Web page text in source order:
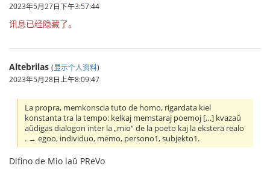
2023年5月27日下午3:57:44
讯息已经隐藏了。
Altebrilas (显示个人资料)
2023年5月28日上午8:09:47
La propra, memkonscia tuto de homo, rigardata kiel
konstanta tra la tempo: kelkaj memstaraj poemoj […] kvazaŭ
aŭdigas dialogon inter la „mio“ de la poeto kaj la ekstera realo
. → egoo, individuo, memo, persono1, subjekto1.
Difino de Mio laŭ PReVo